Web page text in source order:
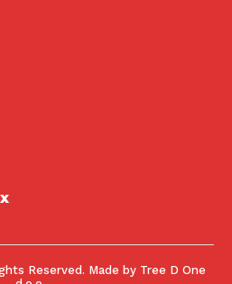
X
Reserved. Made by Tree D One